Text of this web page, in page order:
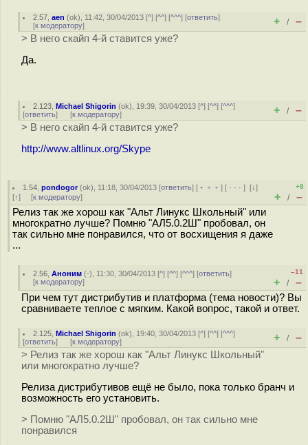
2.57 ,aen (ok), 11:42, 30/04/2013 [^] [^^] [^^^] [ответить]
[к модератору] + / –
> В него скайп 4-й ставится уже?
Да.
2.123 ,Michael Shigorin (ok), 19:39, 30/04/2013 [^] [^^] [^^^]
[ответить] [к модератору] + / –
> В него скайп 4-й ставится уже?
http://www.altlinux.org/Skype
1.54 ,pondogor(ok), 11:18, 30/04/2013 [ответить] [ ﹢﹢﹢] [ · · ·][↓]
[↑] [к модератору]
+8
+ / –
Релиз так же хорош как "Альт Линукс Школьный" или
многократно лучше? Помню "АЛ5.0.2Ш" пробовал, он
так сильно мне понравился, что от восхищения я даже
...
2.56 ,Аноним (-), 11:30, 30/04/2013 [^] [^^] [^^^] [ответить]
[к модератору]
–11
+ / –
При чем тут дистрибутив и платформа (тема новости)? Вы
сравниваете теплое с мягким. Какой вопрос, такой и ответ.
2.125 ,Michael Shigorin (ok), 19:40, 30/04/2013 [^] [^^] [^^^]
[ответить] [к модератору] + / –
> Релиз так же хорош как "Альт Линукс Школьный"
или многократно лучше?
Релиза дистрибутивов ещё не было, пока только бранч и
возможность его установить.
> Помню "АЛ5.0.2Ш" пробовал, он так сильно мне
понравился